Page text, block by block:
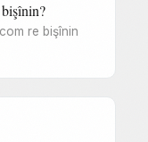
re bişînin